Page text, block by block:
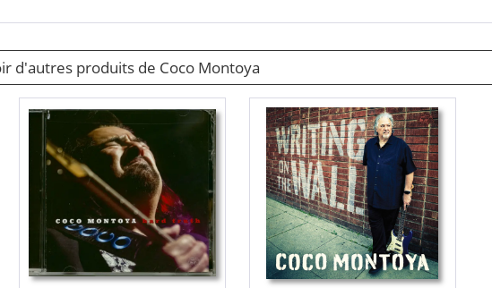
d'autres produits de Coco Montoya